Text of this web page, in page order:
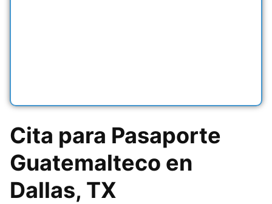
Cita para Pasaporte
Guatemalteco en
Dallas, TX